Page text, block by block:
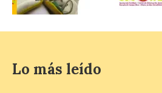
Eduardo Chillida con el
Lo más leído